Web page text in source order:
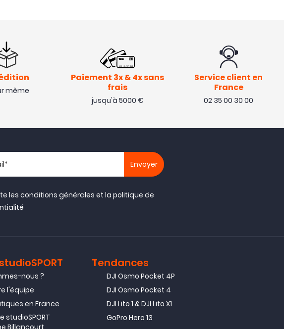
même
Paiement 3x & 4x sans
frais
jusqu'à 5000 €
Service client en
France
02 35 00 30 00
email
lesconditions générales et lapolitique de
nous ?
l'équipe
en France
studioSPORT
Billancourt
Tendances
DJI Osmo Pocket 4P
DJI Osmo Pocket 4
DJI Lito 1 & DJI Lito X1
GoPro Hero 13